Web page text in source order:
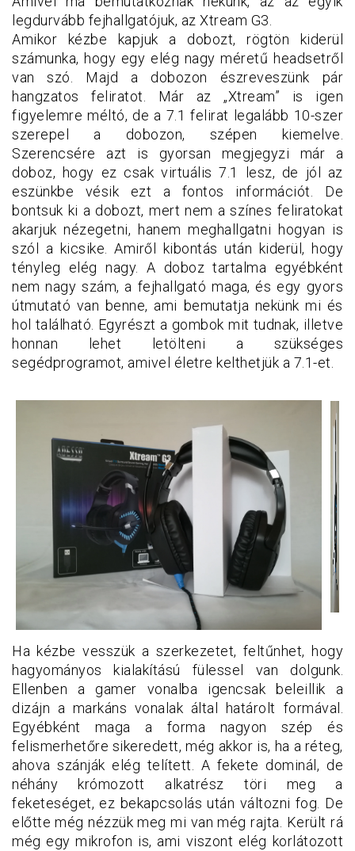
legdurvább fejhallgatójuk, az Xtream G3.
Amikor kézbe kapjuk a dobozt, rögtön kiderül
számunka, hogy egy elég nagy méretű headsetről
van szó. Majd a dobozon észreveszünk pár
hangzatos feliratot. Már az „Xtream” is igen
figyelemre méltó, de a 7.1 felirat legalább 10-szer
szerepel a dobozon, szépen kiemelve.
Szerencsére azt is gyorsan megjegyzi már a
doboz, hogy ez csak virtuális 7.1 lesz, de jól az
eszünkbe vésik ezt a fontos információt. De
bontsuk ki a dobozt, mert nem a színes feliratokat
akarjuk nézegetni, hanem meghallgatni hogyan is
szól a kicsike. Amiről kibontás után kiderül, hogy
tényleg elég nagy. A doboz tartalma egyébként
nem nagy szám, a fejhallgató maga, és egy gyors
útmutató van benne, ami bemutatja nekünk mi és
hol található. Egyrészt a gombok mit tudnak, illetve
honnan lehet letölteni a szükséges
segédprogramot, amivel életre kelthetjük a 7.1-et.
Ha kézbe vesszük a szerkezetet, feltűnhet, hogy
hagyományos kialakítású fülessel van dolgunk.
Ellenben a gamer vonalba igencsak beleillik a
dizájn a markáns vonalak által határolt formával.
Egyébként maga a forma nagyon szép és
felismerhetőre sikeredett, még akkor is, ha a réteg,
ahova szánják elég telített. A fekete dominál, de
néhány krómozott alkatrész töri meg a
feketeséget, ez bekapcsolás után változni fog. De
előtte még nézzük meg mi van még rajta. Került rá
még egy mikrofon is, ami viszont elég korlátozott